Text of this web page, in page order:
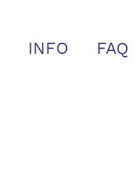
INFO FAQ